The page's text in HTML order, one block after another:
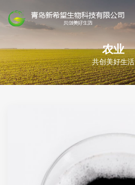
农业
共创美好生活